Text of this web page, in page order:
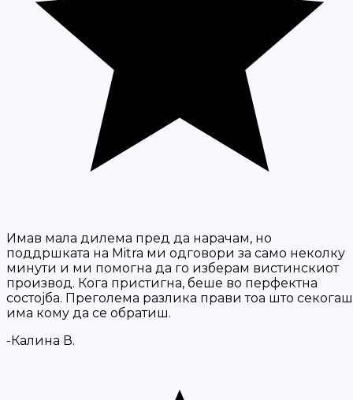
Имав мала дилема пред да нарачам, но
поддршката на Mitra ми одговори за само неколку
минути и ми помогна да го изберам вистинскиот
производ. Кога пристигна, беше во перфектна
состојба. Преголема разлика прави тоа што секогаш
има кому да се обратиш.
-Калина В.